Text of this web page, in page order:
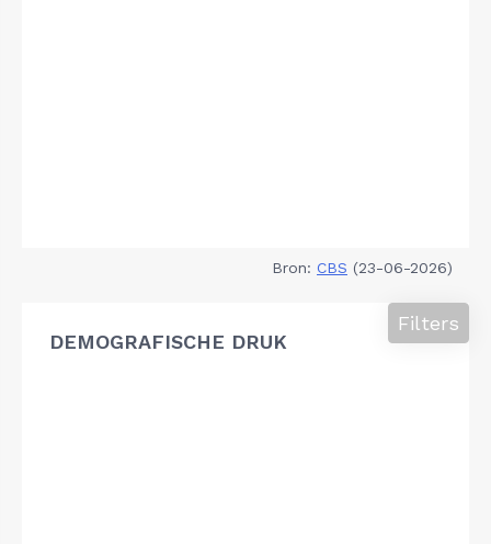
Bron: CBS (23-06-2026)
DEMOGRAFISCHE DRUK
Filters